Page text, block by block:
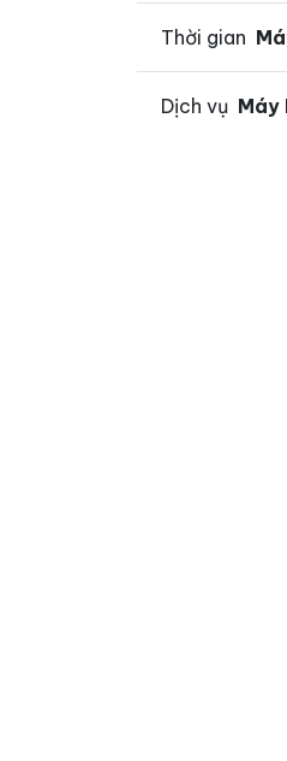
Thời gian
Dịch vụ Máy